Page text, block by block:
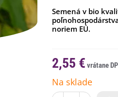
Semená v bio
noriem EÚ.
2,55 €
Na sklade